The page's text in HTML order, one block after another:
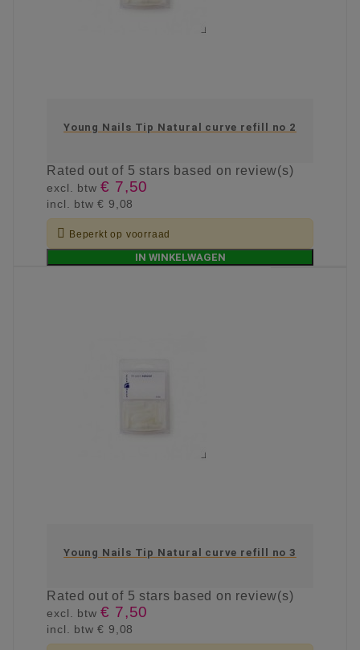
Young Nails Tip Natural curve refill no 2
Ratedout of 5 stars based on review(s)
excl. btw€ 7,50
incl. btw€ 9,08
 Beperkt op voorraad
IN WINKELWAGEN
Young Nails Tip Natural curve refill no 3
Ratedout of 5 stars based on review(s)
excl. btw€ 7,50
incl. btw€ 9,08